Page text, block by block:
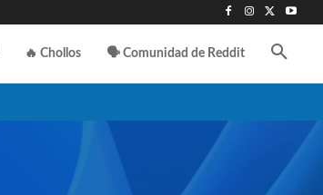
🔥 Chollos 🗣️ Comunidad de Reddit